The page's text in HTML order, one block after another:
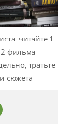
читайте 1
2 фильма
тратьте
сюжета